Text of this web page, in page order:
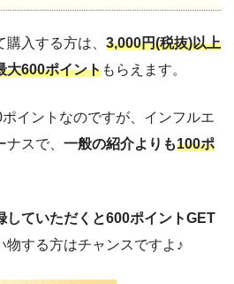
購入する方は、 3,000円(税抜)以上
大600ポイントもらえます。
イントなのですが、インフルエ
スで、 一般の紹介よりも100ポ
していただくと600ポイントGET
物する方はチャンスですよ♪